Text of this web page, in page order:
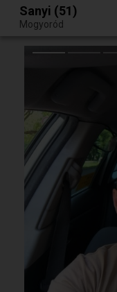
Egy jó randiból bármi lehet.
Sanyi (51)
Mogyoród